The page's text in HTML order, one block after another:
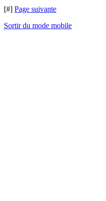
[#] Page suivante
Sortir du mode mobile